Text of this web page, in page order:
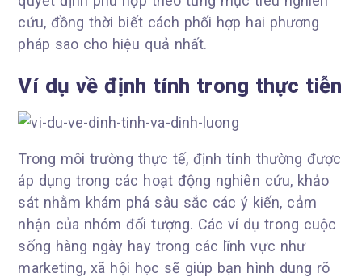
cứu, đồng thời biết cách phối hợp hai phương
pháp sao cho hiệu quả nhất.
Ví dụ về định tính trong thực tiễn
Trong môi trường thực tế, định tính thường được
áp dụng trong các hoạt động nghiên cứu, khảo
sát nhằm khám phá sâu sắc các ý kiến, cảm
nhận của nhóm đối tượng. Các ví dụ trong cuộc
sống hàng ngày hay trong các lĩnh vực như
marketing, xã hội học sẽ giúp bạn hình dung rõ